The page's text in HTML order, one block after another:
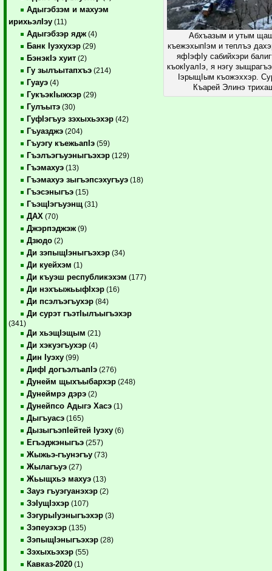
Адыгэбзэм и махуэм
ирихьэлIэу (11)
Адыгэбзэр ядж (4)
Банк Iуэхухэр (29)
БэнэкIэ хуит (2)
Гу зылъытапхъэ (214)
Гуауэ (4)
ГукъэкIыжхэр (29)
Гулъытэ (30)
ГуфIэгъуэ зэхыхьэхэр (42)
Гъуазджэ (204)
Гъуэгу къежьапIэ (59)
Гъэлъэгъуэныгъэхэр (129)
Гъэмахуэ (13)
Гъэмахуэ зыгъэпсэхугъуэ (18)
Гъэсэныгъэ (15)
ГъэщIэгъуэнщ (31)
ДАХ (70)
Джэрпэджэж (9)
Дзюдо (2)
Ди зэпыщIэныгъэхэр (34)
Ди куейхэм (1)
Ди къуэш республикэхэм (177)
Ди нэхъыжьыфIхэр (16)
Ди псэлъэгъухэр (84)
Ди сурэт гъэтIылъыгъэхэр
(341)
Ди хьэщIэщым (21)
Ди хэкуэгъухэр (4)
Дин Iуэху (99)
ДифI догъэлъапIэ (276)
Дунейм щыхъыбархэр (248)
Дунеймрэ дэрэ (2)
Дунейпсо Адыгэ Хасэ (1)
Дыгъуасэ (165)
ДызыгъэпIейтей Iуэху (6)
Егъэджэныгъэ (257)
Жыжьэ-гъунэгъу (73)
Жылагъуэ (27)
Жьыщхьэ махуэ (13)
Зауэ гъуэгуанэхэр (2)
ЗэIущIэхэр (107)
ЗэгурыIуэныгъэхэр (3)
Зэпеуэхэр (135)
ЗэпыщIэныгъэхэр (28)
Зэхыхьэхэр (55)
Кавказ-2020 (1)
Абхъазым и утым
къежэхыпIэм и теплъэ
яфIэфIу сабийхэри
къокIуалIэ, я нэгу
IэрыщIым къожэххэр.
Къарей Элинэ